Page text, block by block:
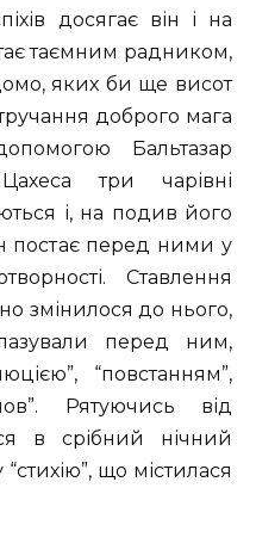
досягає він і на
таємним радником,
яких би ще висот
доброго мага
Бальтазар
три чарівні
і, на подив його
постає перед ними у
Ставлення
змінилося до нього,
перед ним,
“повстанням”,
Рятуючись від
в срібний нічний
що містилася